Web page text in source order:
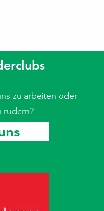
zu arbeiten oder
rudern?